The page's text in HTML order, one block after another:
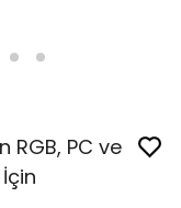
RGB, PC ve